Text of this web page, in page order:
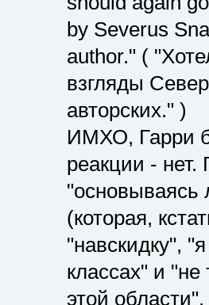
by Severus
author." (
взгляды
авторских." )
ИМХО, Гарри
реакции - нет.
(которая,
"навскидку",
классах" и
этой